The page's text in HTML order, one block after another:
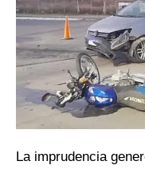
La imprudencia